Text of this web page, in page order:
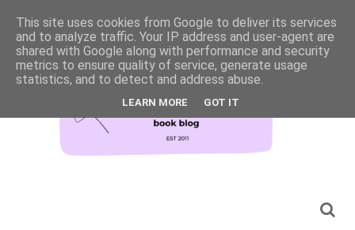
This site uses cookies from Google to deliver its services
and to analyze traffic. Your IP address and user-agent are
shared with Google along with performance and security
metrics to ensure quality of service, generate usage
statistics, and to detect and address abuse.
LEARN MORE GOT IT